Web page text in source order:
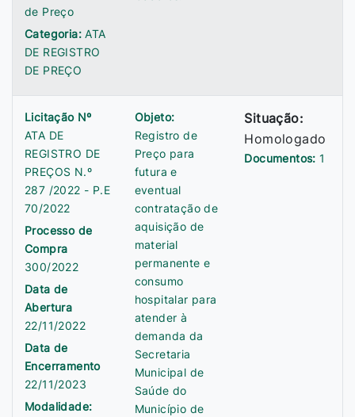
de Preço
Categoria:ATA
DE REGISTRO
DE PREÇO
Licitação Nº
ATA DE
REGISTRO DE
PREÇOS N.º
287 /2022 - P.E
70/2022
Processo de
Compra
300/2022
Data de
Abertura
22/11/2022
Data de
Encerramento
22/11/2023
Modalidade:
Objeto:
Registro de
Preço para
futura e
eventual
contratação de
aquisição de
material
permanente e
consumo
hospitalar para
atender à
demanda da
Secretaria
Municipal de
Saúde do
Município de
Situação:
Homologado
Documentos:1